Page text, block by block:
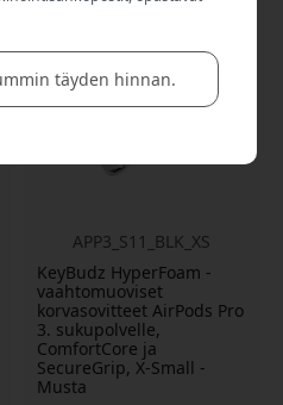
APP3_S11_BLK_XS
KeyBudz HyperFoam -
vaahtomuoviset
korvasovitteet AirPods Pro
3. sukupolvelle,
ComfortCore ja
SecureGrip, X-Small -
Musta
täyden hinnan.